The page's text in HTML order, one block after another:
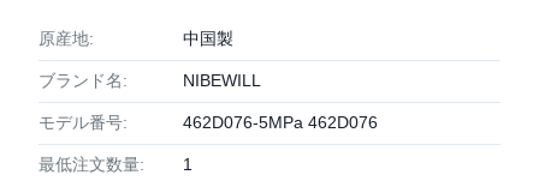
原産地: 中国製
ブランド名: NIBEWILL
モデル番号: 462D076-5MPa 462D076
最低注文数量: 1